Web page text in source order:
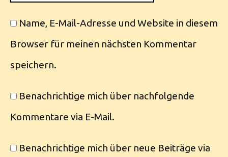
Name, E-Mail-Adresse und Website in diesem
Browser für meinen nächsten Kommentar
speichern.
Benachrichtige mich über nachfolgende
Kommentare via E-Mail.
Benachrichtige mich über neue Beiträge via